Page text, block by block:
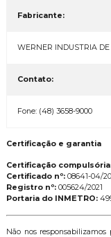
Fabricante:
WERNER INDUSTRIA DE
Contato:
Fone: (48) 3658-9000
Certificação e garantia
Certificação
Certificado nº:08641-04/
Registro nº:005624/2021
Portaria do INMETRO:
Não nos